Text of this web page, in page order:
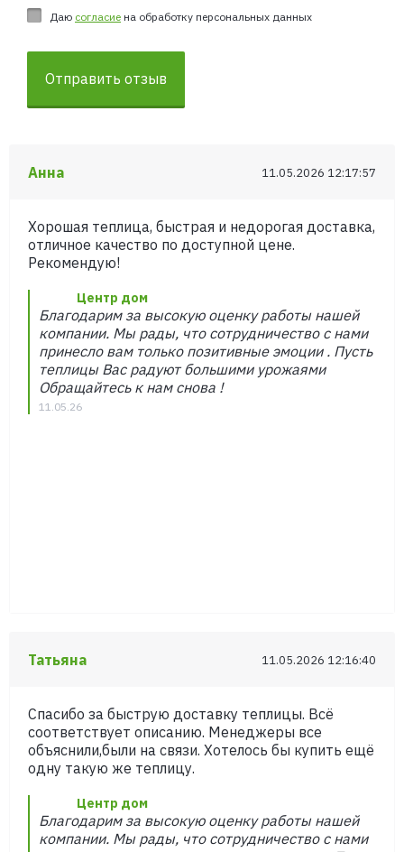
Даю согласие на обработку персональных данных
Отправить отзыв
Анна 11.05.2026 12:17:57
Хорошая теплица, быстрая и недорогая доставка,
отличное качество по доступной цене.
Рекомендую!
Центр дом
Благодарим за высокую оценку работы нашей
компании. Мы рады, что сотрудничество с нами
принесло вам только позитивные эмоции . Пусть
теплицы Вас радуют большими урожаями
Обращайтесь к нам снова !
11.05.26
Татьяна 11.05.2026 12:16:40
Спасибо за быструю доставку теплицы. Всё
соответствует описанию. Менеджеры все
объяснили,были на связи. Хотелось бы купить ещё
одну такую же теплицу.
Центр дом
Благодарим за высокую оценку работы нашей
компании. Мы рады, что сотрудничество с нами